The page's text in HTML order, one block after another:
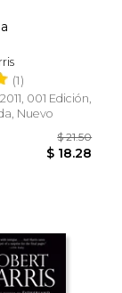
(1)
001 Edición,
Nuevo